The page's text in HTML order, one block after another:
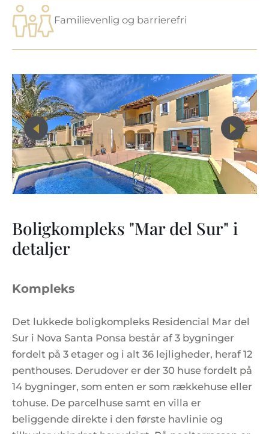
Familievenlig og barrierefri
Boligkompleks "Mar del Sur" i
detaljer
Kompleks
Det lukkede boligkompleks Residencial Mar del
Sur i Nova Santa Ponsa består af 3 bygninger
fordelt på 3 etager og i alt 36 lejligheder, heraf 12
penthouses. Derudover er der 30 huse fordelt på
14 bygninger, som enten er som rækkehuse eller
tohuse. De parcelhuse samt en villa er
beliggende direkte i den første havlinie og